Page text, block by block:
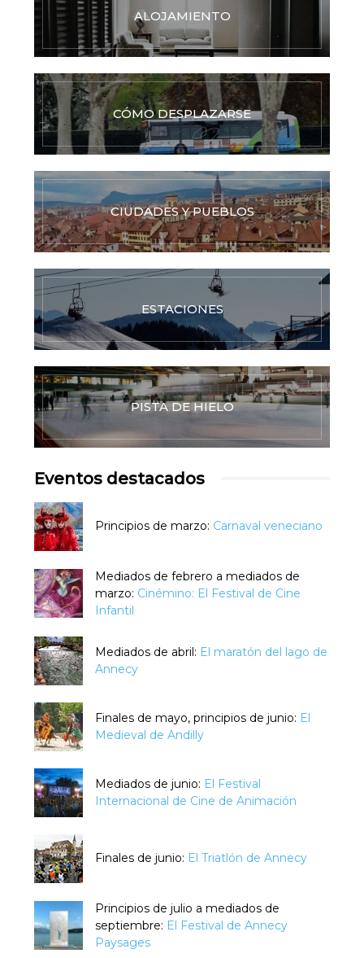
ALOJAMIENTO
CÓMO DESPLAZARSE
CIUDADES Y PUEBLOS
ESTACIONES
PISTA DE HIELO
Eventos destacados
Principios de marzo: Carnaval veneciano
Mediados de febrero a mediados de
marzo: Cinémino: El Festival de Cine
Infantil
Mediados de abril: El maratón del lago de
Annecy
Finales de mayo, principios de junio: El
Medieval de Andilly
Mediados de junio: El Festival
Internacional de Cine de Animación
Finales de junio: El Triatlón de Annecy
Principios de julio a mediados de
septiembre: El Festival de Annecy
Paysages